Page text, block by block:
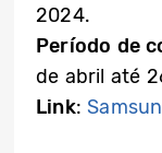
2024.
Período de
de abril até
Link: